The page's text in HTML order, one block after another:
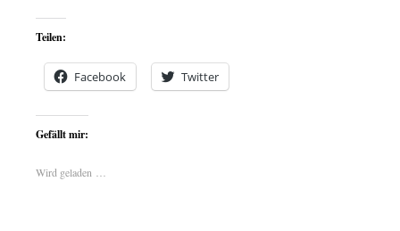
Teilen:
Facebook Twitter
Gefällt mir:
Wird geladen …